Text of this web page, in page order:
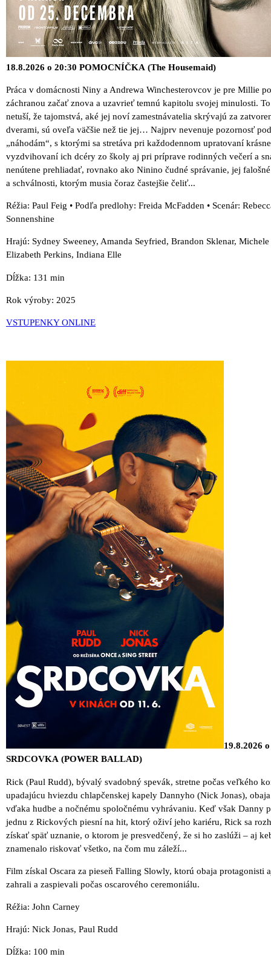
18.8.2026 o 20:30 POMOCNÍČKA (The Housemaid)
Práca v domácnosti Niny a Andrewa Winchesterovcov je pre Millie
záchranou začať znova a uzavrieť temnú kapitolu svojej minulosti.
netuší, že tajomstvá, aké jej noví zamestnávatelia skrývajú za
dverami, sú oveľa väčšie než tie jej… Najprv nevenuje pozornosť
„náhodám“, s ktorými sa stretáva pri každodennom upratovaní
vyzdvihovaní ich dcéry zo školy aj pri príprave rodinných večerí a
nenútene prehliadať, rovnako ako Ninino čudné správanie, jej
a schválnosti, ktorým musia čoraz častejšie čeliť...
Réžia: Paul Feig • Podľa predlohy: Freida McFadden • Scenár:
Sonnenshine
Hrajú: Sydney Sweeney, Amanda Seyfried, Brandon Sklenar,
Elizabeth Perkins, Indiana Elle
Dĺžka: 131 min
Rok výroby: 2025
VSTUPENKY ONLINE
19.8.2026
SRDCOVKA (POWER BALLAD)
Rick (Paul Rudd), bývalý svadobný spevák, stretne počas veľkého
upadajúcu hviezdu chlapčenskej kapely Dannyho (Nick Jonas),
vďaka hudbe a nočnému spoločnému vyhrávaniu. Keď však Danny
jednu z Rickových piesní na hit, ktorý oživí jeho kariéru, Rick sa
získať späť uznanie, o ktorom je presvedčený, že si ho zaslúži – aj
znamenalo riskovať všetko, na čom mu záleží...
Film získal Oscara za pieseň Falling Slowly, ktorú obaja protagonisti
zahrali a zaspievali počas oscarového ceremoniálu.
Réžia: John Carney
Hrajú: Nick Jonas, Paul Rudd
Dĺžka: 100 min